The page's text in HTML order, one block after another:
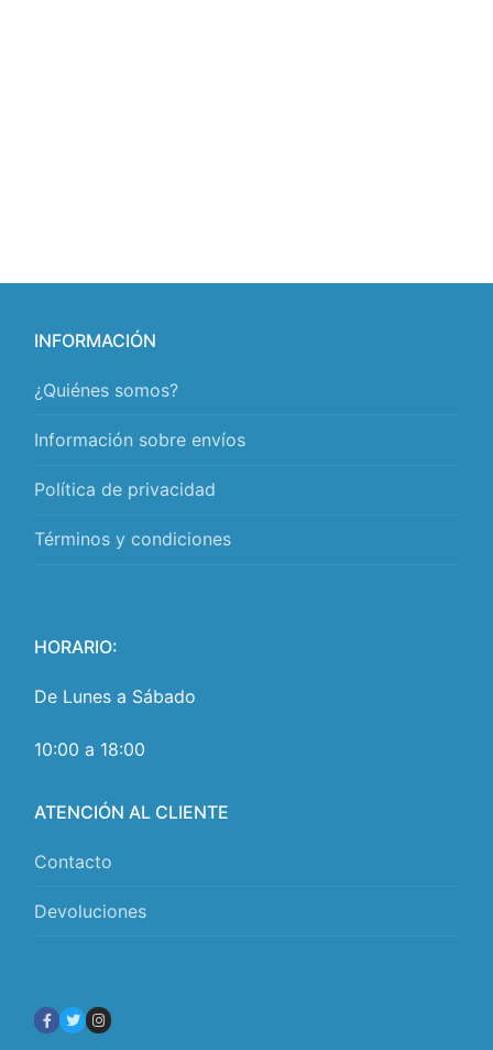
INFORMACIÓN
¿Quiénes somos?
Información sobre envíos
Política de privacidad
Términos y condiciones
HORARIO:
De Lunes a Sábado
10:00 a 18:00
ATENCIÓN AL CLIENTE
Contacto
Devoluciones